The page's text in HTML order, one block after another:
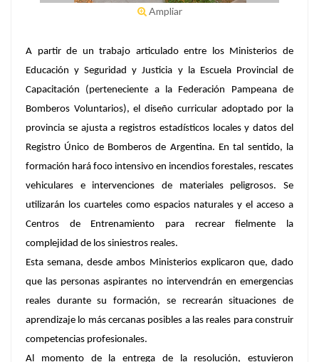
Ampliar
A partir de un trabajo articulado entre los Ministerios de
Educación y Seguridad y Justicia y la Escuela Provincial de
Capacitación (perteneciente a la Federación Pampeana de
Bomberos Voluntarios), el diseño curricular adoptado por la
provincia se ajusta a registros estadísticos locales y datos del
Registro Único de Bomberos de Argentina. En tal sentido, la
formación hará foco intensivo en incendios forestales, rescates
vehiculares e intervenciones de materiales peligrosos. Se
utilizarán los cuarteles como espacios naturales y el acceso a
Centros de Entrenamiento para recrear fielmente la
complejidad de los siniestros reales.
Esta semana, desde ambos Ministerios explicaron que, dado
que las personas aspirantes no intervendrán en emergencias
reales durante su formación, se recrearán situaciones de
aprendizaje lo más cercanas posibles a las reales para construir
competencias profesionales.
Al momento de la entrega de la resolución, estuvieron